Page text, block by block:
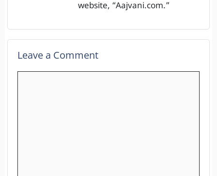
website, “Aajvani.com.”
Leave a Comment